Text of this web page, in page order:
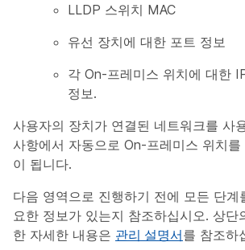
LLDP 스위치 MAC
유선 장치에 대한 포트 정보
각 On-프레미스 위치에 대한
정보.
사용자의 장치가 연결된 네트워크를 사
사항에서 자동으로 On-프레미스 위치
이 됩니다.
다음 영역으로 진행하기 전에 모든 단계
요한 정보가 있는지 참조하십시오. 상단
한 자세한 내용은 관리 설명서를 참조하